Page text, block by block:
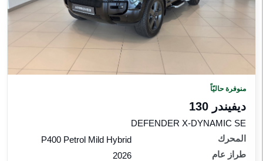
منوفرة حاليّاً
ديفيندر 130
DEFENDER X-DYNAMIC SE
المحرك
P400 Petrol Mild Hybrid
طراز عام
2026